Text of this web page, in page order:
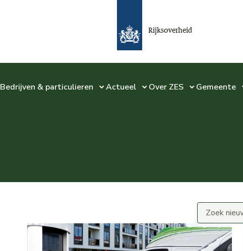
Rijksoverheid
Bedrijven & particulieren Actueel Over ZES Gemeente
Zoek nieuws...